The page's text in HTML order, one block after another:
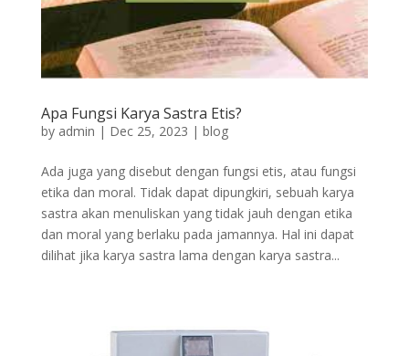
Apa Fungsi Karya Sastra Etis?
by admin | Dec 25, 2023 | blog
Ada juga yang disebut dengan fungsi etis, atau fungsi
etika dan moral. Tidak dapat dipungkiri, sebuah karya
sastra akan menuliskan yang tidak jauh dengan etika
dan moral yang berlaku pada jamannya. Hal ini dapat
dilihat jika karya sastra lama dengan karya sastra...